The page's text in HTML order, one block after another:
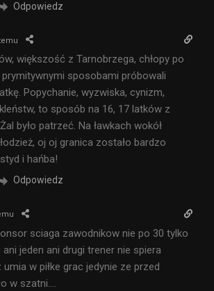
Odpowiedz
większość z Tarnobrzega, chłopy po
sposobami próbowali
Popychanie, wyzwiska, cynizm,
to sposób na 16, 17 latków z
było patrzeć. Na ławkach wokół
oj oj granica zostało bardzo
i hańba!
Odpowiedz
sciaga zawodnikow nie po 30 tylko
jeden ani drugi trener nie spiera
w piłke grac jedynie ze przed
w szatni….